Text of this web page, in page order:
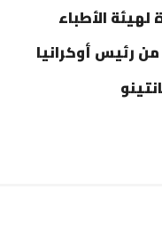
الأطباء
رئيس أوكرانيا